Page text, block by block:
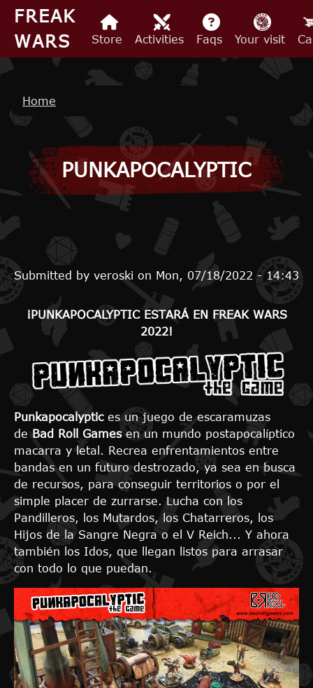
Skip to main content
FREAK
WARS
Store Activities Faqs Your visit
Breadcrumb
Home
PUNKAPOCALYPTIC
Submitted by veroski on Mon, 07/18/2022 - 14:43
¡PUNKAPOCALYPTIC ESTARÁ EN FREAK WARS
2022!
Punkapocalyptic es un juego de escaramuzas
deBad Roll Gamesen un mundo postapocalíptico
macarra y letal. Recrea enfrentamientos entre
bandas en un futuro destrozado, ya sea en busca
de recursos, para conseguir territorios o por el
simple placer de zurrarse. Lucha con los
Pandilleros, los Mutardos, los Chatarreros, los
Hijos de la Sangre Negra o el V Reich... Y ahora
también los Idos, que llegan listos para arrasar
con todo lo que puedan.